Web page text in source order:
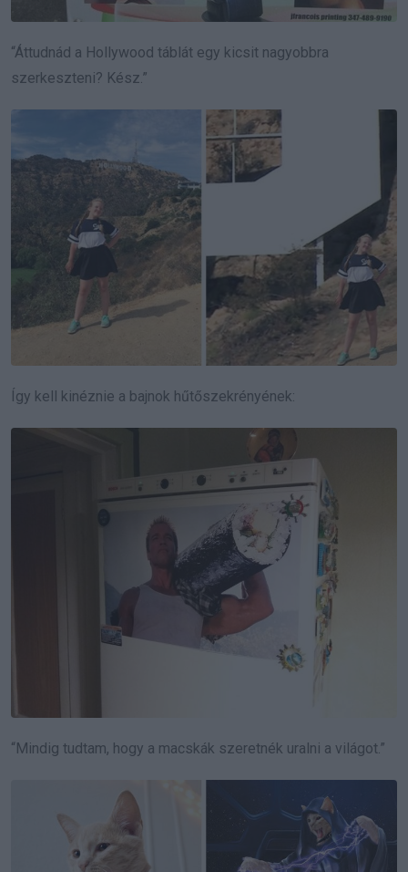
“Áttudnád a Hollywood táblát egy kicsit nagyobbra
szerkeszteni? Kész.”
Így kell kinéznie a bajnok hűtőszekrényének:
“Mindig tudtam, hogy a macskák szeretnék uralni a világot.”